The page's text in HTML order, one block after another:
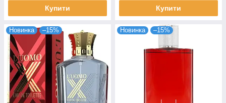
Купити Купити
Новинка –15% Новинка –15%